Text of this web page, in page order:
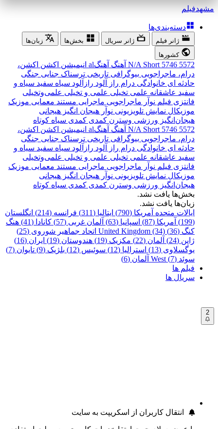
مشهدفیلم
دسته‌بندی‌ها
ژانر فیلم ژانر سریال بخش‌ها
زبان‌ها
کشورها
5572
5746
N/A Short آهنگ آهنگal انیمیشن اکشن اکشن،
درام، ماجراجویی بیوگرافی تاریخی ترسناک جنایی جنگی
حادثه ای خانوادگی درام راز آلود رازآلود سیاه سفید سیاه و
سفید عاشقانه علمی تخیلی علمی و تخیلی علمی‌و‌تخیلی
فانتزی فیلم نوآر ماجراجویی ماجرایی مستند معمایی موزیک
موزیکال نمایش تلویزیونی نوآر هیجان انگیز هیجانی
هیجان‌انگیز ورزشی وسترن کمدی کمدی سیاه کوتاه
5572
5746
N/A Short آهنگ آهنگal انیمیشن اکشن اکشن،
درام، ماجراجویی بیوگرافی تاریخی ترسناک جنایی جنگی
حادثه ای خانوادگی درام راز آلود رازآلود سیاه سفید سیاه و
سفید عاشقانه علمی تخیلی علمی و تخیلی علمی‌و‌تخیلی
فانتزی فیلم نوآر ماجراجویی ماجرایی مستند معمایی موزیک
موزیکال نمایش تلویزیونی نوآر هیجان انگیز هیجانی
هیجان‌انگیز ورزشی وسترن کمدی کمدی سیاه کوتاه
بخش‌ها یافت نشد.
زبان‌ها یافت نشد.
ایالات متحده آمریکا (790)
ایتالیا (311) فرانسه (214)
انگلستان
(199)
آمریکا (87) اسپانیا (63) آلمان غربی (57) کانادا (41)
هنگ
کنگ (36)
United Kingdom (34) اتحاد جماهیر شوروی (25)
ژاپن (24)
آلمان (22) مکزیک (19) هندوستان (19)
ایران (16)
یوگسلاوی (13)
استرالیا (12) سوئیس (12) بلژیک (9)
تایوان (7)
سوئد (7)
West آلمان (6)
فیلم ها
سریال ها
2
انتقال کاربران از اسکریپت به سایت